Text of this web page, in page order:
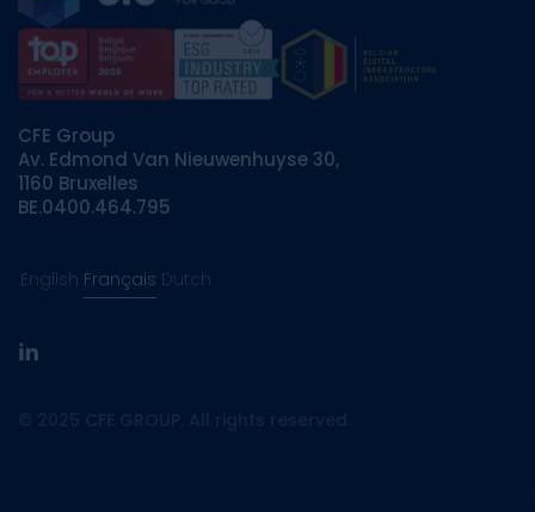
CFE Group
Av. Edmond Van Nieuwenhuyse 30,
1160 Bruxelles
BE.0400.464.795
English Français Dutch
linkedin